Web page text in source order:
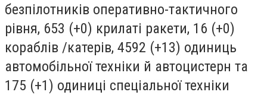
безпілотників оперативно-тактичного
рівня, 653 (+0) крилаті ракети, 16 (+0)
кораблів /катерів, 4592 (+13) одиниць
автомобільної техніки й автоцистерн та
175 (+1) одиниці спеціальної техніки